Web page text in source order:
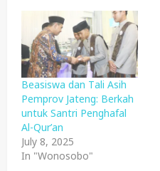
Beasiswa dan Tali Asih
Pemprov Jateng: Berkah
untuk Santri Penghafal
Al-Qur’an
July 8, 2025
In "Wonosobo"